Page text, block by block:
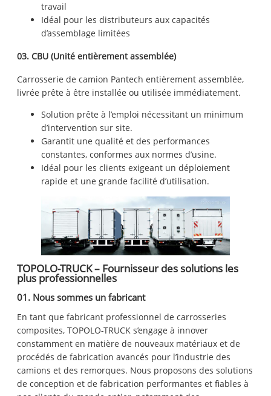
travail
Idéal pour les distributeurs aux capacités
d’assemblage limitées
03. CBU (Unité entièrement assemblée)
Carrosserie de camion Pantech entièrement assemblée,
livrée prête à être installée ou utilisée immédiatement.
Solution prête à l’emploi nécessitant un minimum
d’intervention sur site.
Garantit une qualité et des performances
constantes, conformes aux normes d’usine.
Idéal pour les clients exigeant un déploiement
rapide et une grande facilité d’utilisation.
TOPOLO-TRUCK – Fournisseur des solutions les
plus professionnelles
01. Nous sommes un fabricant
En tant que fabricant professionnel de carrosseries
composites, TOPOLO-TRUCK s’engage à innover
constamment en matière de nouveaux matériaux et de
procédés de fabrication avancés pour l’industrie des
camions et des remorques. Nous proposons des solutions
de conception et de fabrication performantes et fiables à